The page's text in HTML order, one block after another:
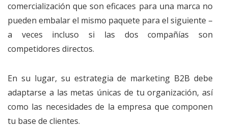
comercialización que son eficaces para una marca no
pueden embalar el mismo paquete para el siguiente –
a veces incluso si las dos compañías son
competidores directos.
En su lugar, su estrategia de marketing B2B debe
adaptarse a las metas únicas de tu organización, así
como las necesidades de la empresa que componen
tu base de clientes.